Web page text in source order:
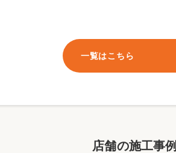
一覧はこちら
店舗の施工事例